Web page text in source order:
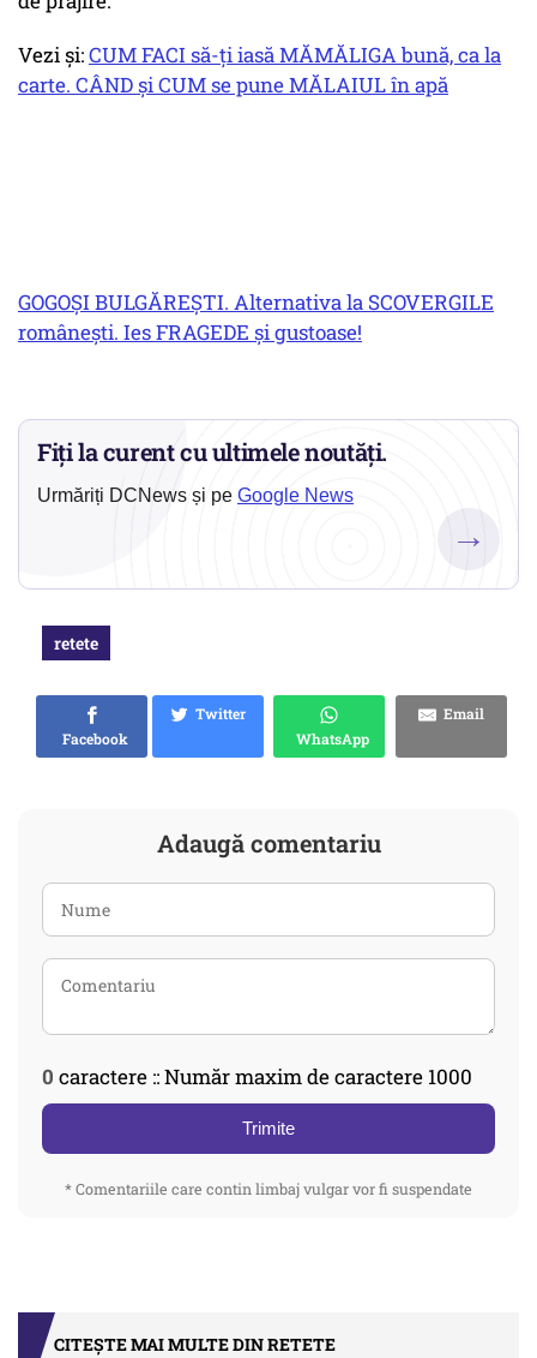
Vezi și:CUM FACI să-ți iasă MĂMĂLIGA bună, ca la
carte. CÂND și CUM se pune MĂLAIUL în apă
GOGOȘI BULGĂREȘTI. Alternativa la SCOVERGILE
românești. Ies FRAGEDE și gustoase!
Fiți la curent cu ultimele noutăți.
Urmăriți DCNews și pe Google News
→
retete
Facebook
Twitter
WhatsApp
Email
Adaugă comentariu
0 caractere :: Număr maxim de caractere 1000
Trimite
* Comentariile care contin limbaj vulgar vor fi suspendate
CITEȘTE MAI MULTE DIN RETETE